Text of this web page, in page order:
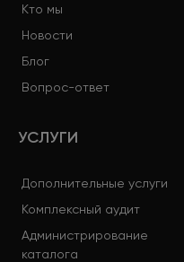
Кто мы
Новости
Блог
Вопрос-ответ
УСЛУГИ
Дополнительные услуги
Комплексный аудит
Администрирование
каталога